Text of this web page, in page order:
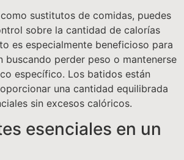
sustitutos de comidas, puedes
sobre la cantidad de calorías
es especialmente beneficioso para
buscando perder peso o mantenerse
específico. Los batidos están
una cantidad equilibrada
sin excesos calóricos.
esenciales en un